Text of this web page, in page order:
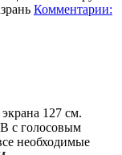
Комментарии:
127 см.
с голосовым
необходимые